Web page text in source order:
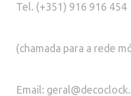
Tel. (+351) 916 916 454
(chamada para a rede
Email: